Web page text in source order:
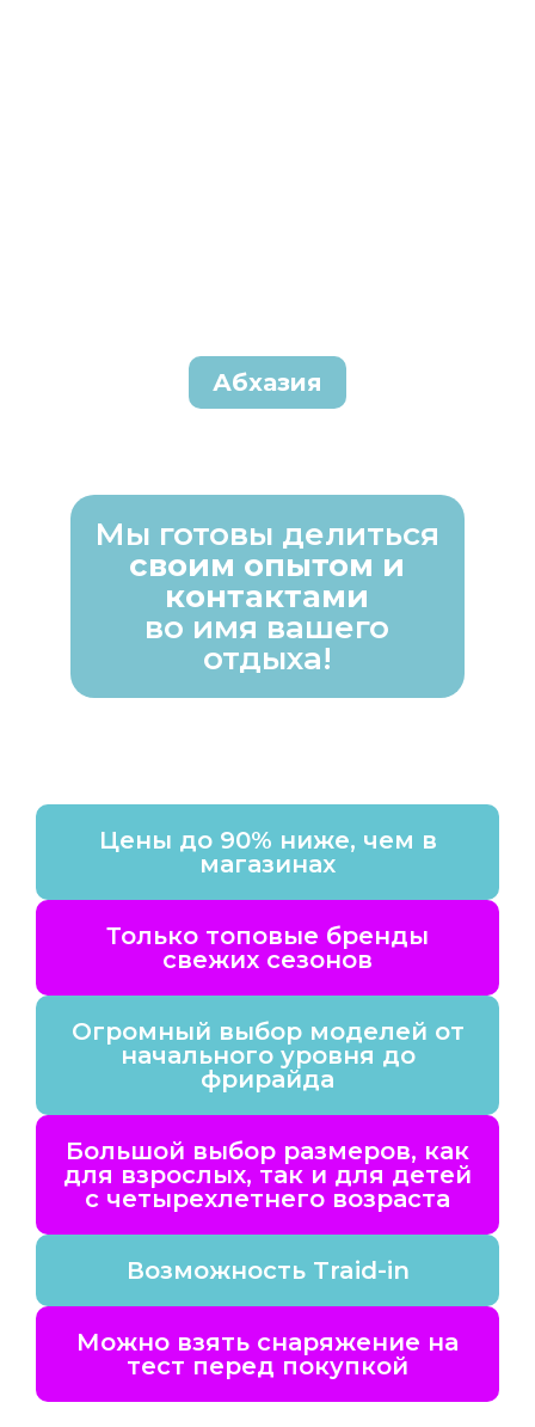
Абхазия
Мы готовы делиться
своим опытом и
контактами
во имя вашего
отдыха!
Цены до 90% ниже, чем в
магазинах
Только топовые бренды
свежих сезонов
Большой выбор размеров, как
для взрослых, так и для детей
с четырехлетнего возраста
Огромный выбор моделей от
начального уровня до
фрирайда
Возможность Traid-in
Можно взять снаряжение на
тест перед покупкой